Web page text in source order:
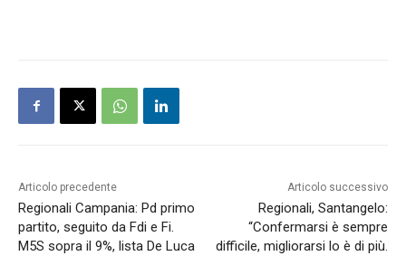
Articolo precedente
Regionali Campania: Pd primo
partito, seguito da Fdi e Fi.
M5S sopra il 9%, lista De Luca
Articolo successivo
Regionali, Santangelo:
“Confermarsi è sempre
difficile, migliorarsi lo è di più.